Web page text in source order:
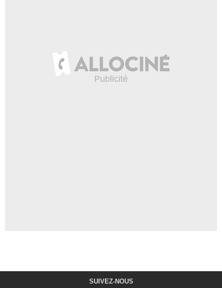
SUIVEZ-NOUS